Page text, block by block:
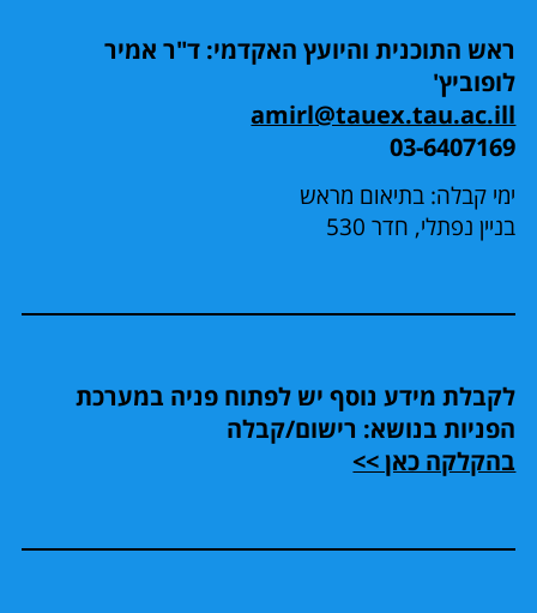
ראש התוכנית והיועץ האקדמי: ד"ר אמיר
לופוביץ'
amirl@tauex.tau.ac.ill
03-6407169
ימי קבלה: בתיאום מראש
בניין נפתלי, חדר 530
לקבלת מידע נוסף יש לפתוח פניה במערכת
הפניות בנושא: רישום/קבלה
בהקלקה כאן >>